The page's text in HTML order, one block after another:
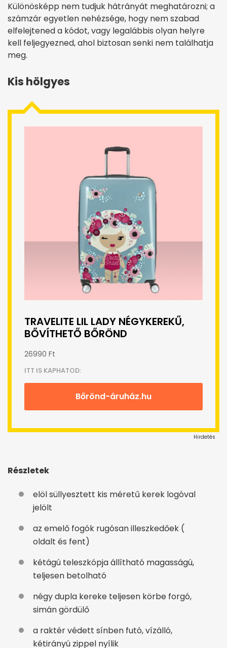
Különösképp nem tudjuk hátrányát meghatározni; a
számzár egyetlen nehézsége, hogy nem szabad
elfelejtened a kódot, vagy legalábbis olyan helyre
kell feljegyezned, ahol biztosan senki nem találhatja
meg.
Kis hölgyes
TRAVELITE LIL LADY NÉGYKEREKŰ,
BŐVÍTHETŐ BŐRÖND
26990 Ft
ITT IS KAPHATOD:
Bőrönd-áruház.hu
Hirdetés
Részletek
elöl süllyesztett kis méretű kerek logóval
jelölt
az emelő fogók rugósan illeszkedőek (
oldalt és fent)
kétágú teleszkópja állítható magasságú,
teljesen betolható
négy dupla kereke teljesen körbe forgó,
simán gördülő
a raktér védett sínben futó, vízálló,
kétirányú zippel nyílik